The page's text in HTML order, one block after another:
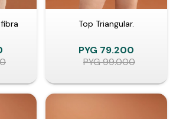
Top Triangular.
PYG 79.200
PYG99.000